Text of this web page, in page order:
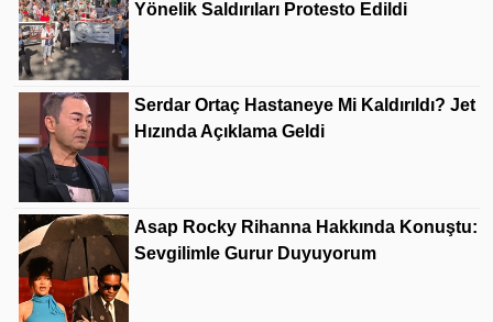
Yönelik Saldırıları Protesto Edildi
Serdar Ortaç Hastaneye Mi Kaldırıldı? Jet
Hızında Açıklama Geldi
Asap Rocky Rihanna Hakkında Konuştu:
Sevgilimle Gurur Duyuyorum